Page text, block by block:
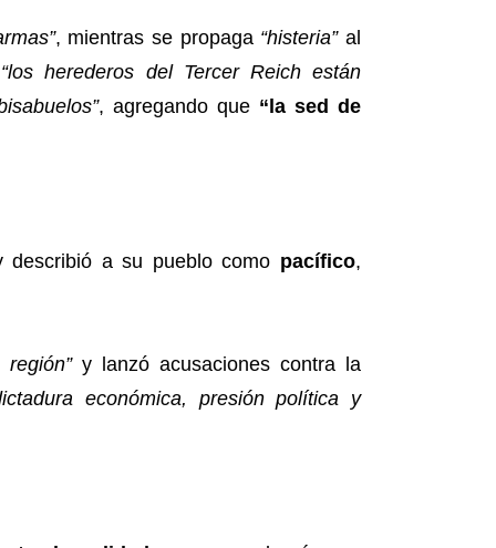
, mientras se propaga “histeria”al
“los herederos del Tercer Reich están
, agregando que “la sed de
a su pueblo como pacífico,
y lanzó acusaciones contra la
económica, presión política y